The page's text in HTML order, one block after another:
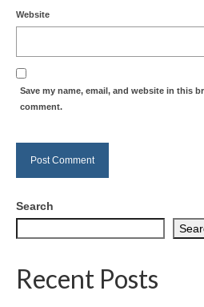
Website
Save my name, email, and website in this
comment.
Search
Recent Posts